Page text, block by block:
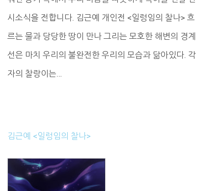
시소식을 전합니다. 김근예 개인전 <일렁임의 찰나> 흐
르는 물과 당당한 땅이 만나 그리는 모호한 해변의 경계
선은 마치 우리의 불완전한 우리의 모습과 닮아있다. 각
자의 찰랑이는…
김근예 <일렁임의 찰나>